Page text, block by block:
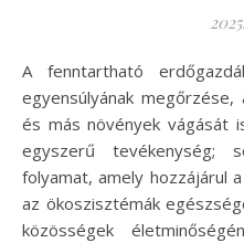
A fenntartható erdőgazdálkodás alapja a természet
egyensúlyának
és más növények vágását
egyszerű tevékenység;
folyamat, amely hozzájárul
az ökoszisztémák
közösségek